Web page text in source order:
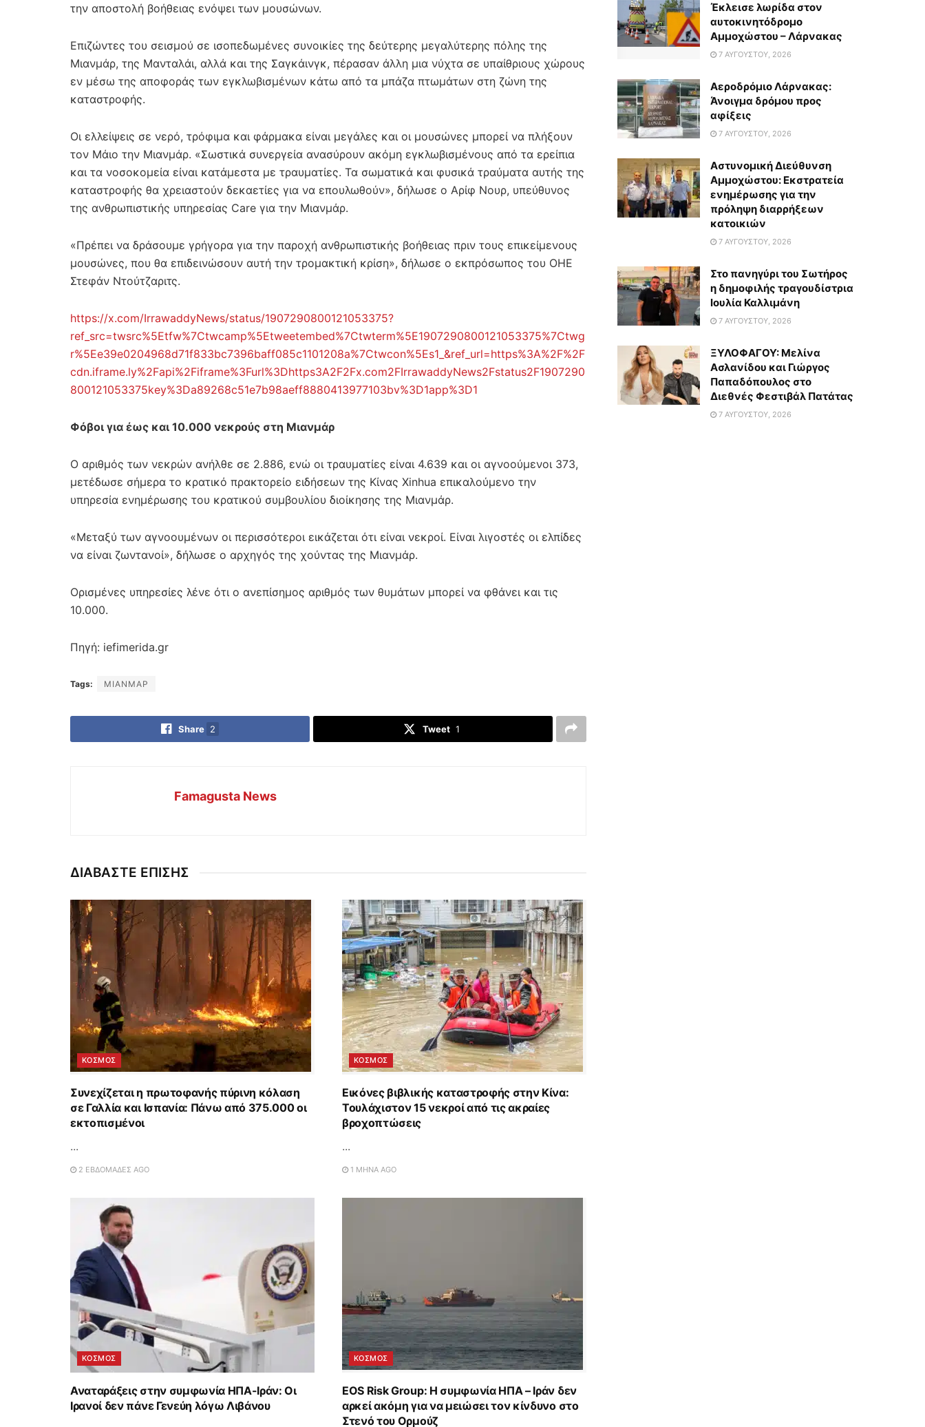
την αποστολή βοήθειας ενόψει των μουσώνων.
Επιζώντες του σεισμού σε ισοπεδωμένες συνοικίες της δεύτερης μεγαλύτερης πόλης της
Μιανμάρ, της Μανταλάι, αλλά και της Σαγκάινγκ, πέρασαν άλλη μια νύχτα σε υπαίθριους χώρους
εν μέσω της αποφοράς των εγκλωβισμένων κάτω από τα μπάζα πτωμάτων στη ζώνη της
καταστροφής.
Οι ελλείψεις σε νερό, τρόφιμα και φάρμακα είναι μεγάλες και οι μουσώνες μπορεί να πλήξουν
τον Μάιο την Μιανμάρ. «Σωστικά συνεργεία ανασύρουν ακόμη εγκλωβισμένους από τα ερείπια
και τα νοσοκομεία είναι κατάμεστα με τραυματίες. Τα σωματικά και φυσικά τραύματα αυτής της
καταστροφής θα χρειαστούν δεκαετίες για να επουλωθούν», δήλωσε o Αρίφ Νουρ, υπεύθυνος
της ανθρωπιστικής υπηρεσίας Care για την Μιανμάρ.
«Πρέπει να δράσουμε γρήγορα για την παροχή ανθρωπιστικής βοήθειας πριν τους επικείμενους
μουσώνες, που θα επιδεινώσουν αυτή την τρομακτική κρίση», δήλωσε ο εκπρόσωπος του ΟΗΕ
Στεφάν Ντούτζαριτς.
https://x.com/IrrawaddyNews/status/1907290800121053375?
ref_src=twsrc%5Etfw%7Ctwcamp%5Etweetembed%7Ctwterm%5E1907290800121053375%7Ctwg
r%5Ee39e0204968d71f833bc7396baff085c1101208a%7Ctwcon%5Es1_&ref_url=https%3A%2F%2F
cdn.iframe.ly%2Fapi%2Fiframe%3Furl%3Dhttps3A2F2Fx.com2FIrrawaddyNews2Fstatus2F1907290
800121053375key%3Da89268c51e7b98aeff8880413977103bv%3D1app%3D1
Φόβοι για έως και 10.000 νεκρούς στη Μιανμάρ
Ο αριθμός των νεκρών ανήλθε σε 2.886, ενώ οι τραυματίες είναι 4.639 και οι αγνοούμενοι 373,
μετέδωσε σήμερα το κρατικό πρακτορείο ειδήσεων της Κίνας Xinhua επικαλούμενο την
υπηρεσία ενημέρωσης του κρατικού συμβουλίου διοίκησης της Μιανμάρ.
«Μεταξύ των αγνοουμένων οι περισσότεροι εικάζεται ότι είναι νεκροί. Είναι λιγοστές οι ελπίδες
να είναι ζωντανοί», δήλωσε ο αρχηγός της χούντας της Μιανμάρ.
Ορισμένες υπηρεσίες λένε ότι ο ανεπίσημος αριθμός των θυμάτων μπορεί να φθάνει και τις
10.000.
Πηγή: iefimerida.gr
Tags: ΜΙΑΝΜΑΡ
Share 2 Tweet 1
Famagusta News
ΔΙΑΒΑΣΤΕ ΕΠΙΣΗΣ
ΚΟΣΜΟΣ
Συνεχίζεται η πρωτοφανής πύρινη κόλαση
σε Γαλλία και Ισπανία: Πάνω από 375.000 οι
εκτοπισμένοι
...
2 ΕΒΔΟΜΆΔΕΣ AGO
ΚΟΣΜΟΣ
Εικόνες βιβλικής καταστροφής στην Κίνα:
Τουλάχιστον 15 νεκροί από τις ακραίες
βροχοπτώσεις
...
1 ΜΉΝΑ AGO
ΚΟΣΜΟΣ
Αναταράξεις στην συμφωνία ΗΠΑ-Ιράν: Οι
Ιρανοί δεν πάνε Γενεύη λόγω Λιβάνου
ΚΟΣΜΟΣ
EOS Risk Group: Η συμφωνία ΗΠΑ – Ιράν δεν
αρκεί ακόμη για να μειώσει τον κίνδυνο στο
Στενό του Ορμούζ
Έκλεισε λωρίδα στον
αυτοκινητόδρομο
Αμμοχώστου – Λάρνακας
7 ΑΥΓΟΎΣΤΟΥ, 2026
Αεροδρόμιο Λάρνακας:
Άνοιγμα δρόμου προς
αφίξεις
7 ΑΥΓΟΎΣΤΟΥ, 2026
Αστυνομική Διεύθυνση
Αμμοχώστου: Εκστρατεία
ενημέρωσης για την
πρόληψη διαρρήξεων
κατοικιών
7 ΑΥΓΟΎΣΤΟΥ, 2026
Στο πανηγύρι του Σωτήρος
η δημοφιλής τραγουδίστρια
Ιουλία Καλλιμάνη
7 ΑΥΓΟΎΣΤΟΥ, 2026
ΞΥΛΟΦΑΓΟΥ: Μελίνα
Ασλανίδου και Γιώργος
Παπαδόπουλος στο
Διεθνές Φεστιβάλ Πατάτας
7 ΑΥΓΟΎΣΤΟΥ, 2026